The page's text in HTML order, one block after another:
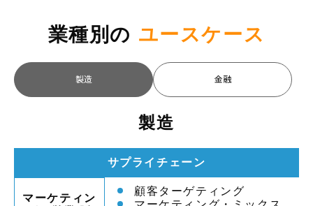
業種別の ユースケース
製造 金融
製造
サプライチェーン
マーケティン
顧客ターゲティング